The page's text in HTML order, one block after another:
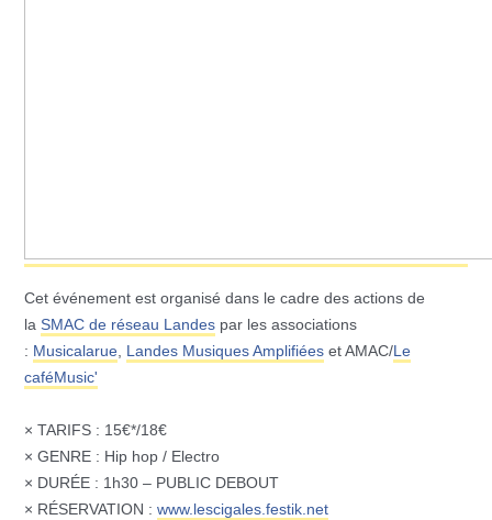
Cet événement est organisé dans le cadre des actions de
laSMAC de réseau Landes par les associations
: Musicalarue Landes Musiques Amplifiées et AMAC/Le
caféMusic'
× TARIFS : 15€*/18€
× GENRE : Hip hop / Electro
× DURÉE : 1h30 – PUBLIC DEBOUT
× RÉSERVATION :www.lescigales.festik.net